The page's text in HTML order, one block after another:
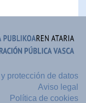
protección de datos
Aviso legal
Política de cookies